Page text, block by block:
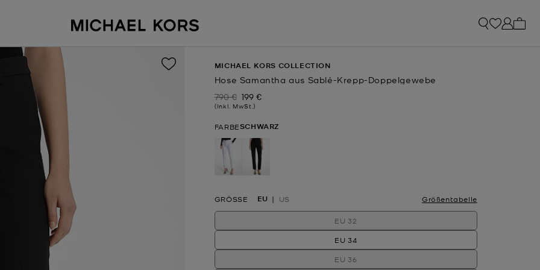
MICHAEL KORS COLLECTION
Hose Samantha aus Sablé-Krepp-Doppelgewebe
Zuvor
790 € Jetzt
199 €
(Inkl. MwSt.)
FARBESCHWARZ
GRÖSSE EU US Größentabelle
EU 32
EU 34
EU 36